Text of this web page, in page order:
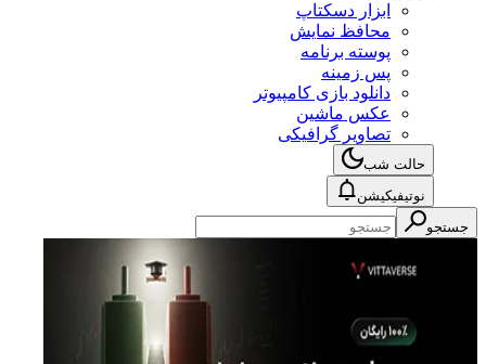
ابزار دسکتاپ
محافظ نمایش
پوسته برنامه
پس زمینه
دانلود بازی کامپیوتر
عکس ماشین
تصاویر گرافیکی
حالت شب
نوتیفیکیشن
جستجو